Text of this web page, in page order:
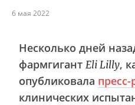
6 мая 2022
Несколько дней
фармгигант Eli Lilly,
опубликовала
клинических